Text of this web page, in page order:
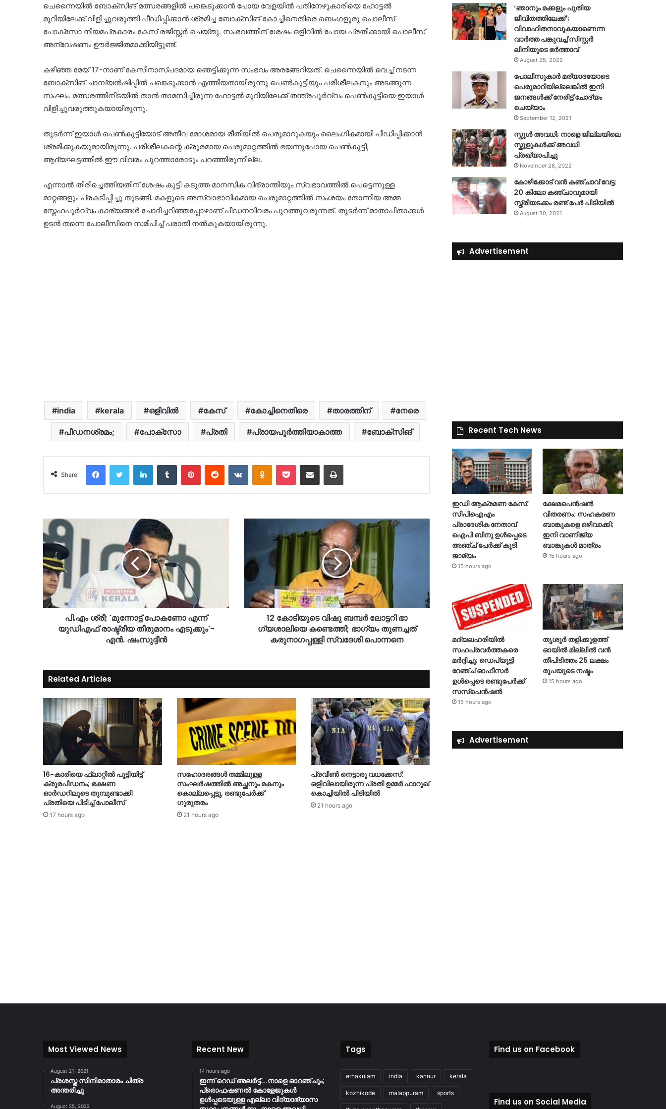
ചെന്നൈയിൽ ബോക്സിങ് മത്സരങ്ങളിൽ പങ്കെടുക്കാൻ പോയ വേളയിൽ പതിനേഴുകാരിയെ ഹോട്ടൽ
മുറിയിലേക്ക് വിളിച്ചുവരുത്തി പീഡിപ്പിക്കാൻ ശ്രമിച്ച ബോക്സിങ് കോച്ചിനെതിരെ ബെംഗളൂരു പൊലീസ്
പോക്സോ നിയമപ്രകാരം കേസ് രജിസ്റ്റർ ചെയ്തു. സംഭവത്തിന് ശേഷം ഒളിവിൽ പോയ പ്രതിക്കായി പൊലീസ്
അന്വേഷണം ഊർജ്ജിതമാക്കിയിട്ടുണ്ട്.
കഴിഞ്ഞ മേയ് 17-നാണ് കേസിനാസ്പദമായ ഞെട്ടിക്കുന്ന സംഭവം അരങ്ങേറിയത്. ചെന്നൈയിൽ വെച്ച് നടന്ന
ബോക്സിങ് ചാമ്പ്യൻഷിപ്പിൽ പങ്കെടുക്കാൻ എത്തിയതായിരുന്നു പെൺകുട്ടിയും പരിശീലകനും അടങ്ങുന്ന
സംഘം. മത്സരത്തിനിടയിൽ താൻ താമസിച്ചിരുന്ന ഹോട്ടൽ മുറിയിലേക്ക് തന്ത്രപൂർവ്വം പെൺകുട്ടിയെ ഇയാൾ
വിളിച്ചുവരുത്തുകയായിരുന്നു.
തുടർന്ന് ഇയാൾ പെൺകുട്ടിയോട് അതീവ മോശമായ രീതിയിൽ പെരുമാറുകയും ലൈംഗികമായി പീഡിപ്പിക്കാൻ
ശ്രമിക്കുകയുമായിരുന്നു. പരിശീലകന്റെ ക്രൂരമായ പെരുമാറ്റത്തിൽ ഭയന്നുപോയ പെൺകുട്ടി,
ആദ്യഘട്ടത്തിൽ ഈ വിവരം പുറത്താരോടും പറഞ്ഞിരുന്നില്ല.
എന്നാൽ തിരിച്ചെത്തിയതിന് ശേഷം കുട്ടി കടുത്ത മാനസിക വിഭ്രാന്തിയും സ്വഭാവത്തിൽ പെട്ടെന്നുള്ള
മാറ്റങ്ങളും പ്രകടിപ്പിച്ചു തുടങ്ങി. മകളുടെ അസ്വാഭാവികമായ പെരുമാറ്റത്തിൽ സംശയം തോന്നിയ അമ്മ
സ്നേഹപൂർവ്വം കാര്യങ്ങൾ ചോദിച്ചറിഞ്ഞപ്പോഴാണ് പീഡനവിവരം പുറത്തുവരുന്നത്. തുടർന്ന് മാതാപിതാക്കൾ
ഉടൻ തന്നെ പോലീസിനെ സമീപിച്ച് പരാതി നൽകുകയായിരുന്നു.
india kerala ഒളിവിൽ കേസ് കോച്ചിനെതിരെ താരത്തിന് ​നേരെ
പീഡനശ്രമം; പോക്സോ പ്രതി പ്രായപൂര്‍ത്തിയാകാത്ത ബോക്‌സിങ്
Share
FacebookTwitter LinkedInTumblr PinterestReddit VKontakteOdnoklassniki
Pocket Share via Email Print
പി.എം ശ്രീ; 'മുന്നോട്ട് പോകണോ എന്ന്
യുഡിഎഫ് രാഷ്ട്രീയ തീരുമാനം എടുക്കും'-
എൻ. ഷംസുദ്ദീൻ
12 കോടിയുടെ വിഷു ബമ്പർ ലോ‌ട്ടറി ഭാ​
ഗ്യശാലിയെ കണ്ടെത്തി; ഭാഗ്യം തുണച്ചത്
കരുനാ​ഗപ്പള്ളി സ്വദേശി പൊന്നനെ
Related Articles
16-കാരിയെ ഫ്ലാറ്റിൽ പൂട്ടിയിട്ട്
ക്രൂരപീഡനം; ഭക്ഷണ
ഓർഡറിലൂടെ തുമ്പുണ്ടാക്കി
പ്രതിയെ പിടിച്ച് പോലീസ്
17 hours ago
സഹോദരങ്ങൾ തമ്മിലുള്ള
സംഘർഷത്തിൽ അച്ഛനും മകനും
കൊല്ലപ്പെട്ടു, രണ്ടുപേർക്ക്
ഗുരുതരം
21 hours ago
പ്രവീൺ നെട്ടാരൂ വധക്കേസ്:
ഒളിവിലായിരുന്ന പ്രതി ഉമ്മർ ഫാറൂഖ്
കൊച്ചിയിൽ പിടിയിൽ
21 hours ago
‘ഞാനും മക്കളും പുതിയ
ജീവിതത്തിലേക്ക്’;
വിവാഹിതനാവുകയാണെന്ന
വാർത്ത പങ്കുവച്ച് സിസ്റ്റർ
ലിനിയുടെ ഭർത്താവ്
August 25, 2022
പോലീസുകാര്‍ മര്യാദയോടെ
പെരുമാറിയില്ലെങ്കില്‍ ഇനി
ജനങ്ങള്‍ക്ക് നേരിട്ട് ചോദ്യം
ചെയ്യാം
September 12, 2021
സ്കൂൾ അവധി; നാളെ ജില്ലയിലെ
സ്കൂളുകൾക്ക് അവധി
പ്രഖ്യാപിച്ചു
November 28, 2022
കോഴിക്കോട് വൻ കഞ്ചാവ് വേട്ട:
20 കിലോ കഞ്ചാവുമായി
സ്ത്രീയടക്കം രണ്ട് പേർ പിടിയിൽ
August 30, 2021
Advertisement
Recent Tech News
ഇഡി ആക്രമണ കേസ്:
സിപിഐഎം
പ്രാദേശിക നേതാവ്
ഐപി ബിനു ഉൾപ്പെടെ
അഞ്ച് പേർക്ക് കൂടി
ജാമ്യം
15 hours ago
ക്ഷേമപെൻഷൻ
വിതരണം: സഹകരണ
ബാങ്കുകളെ ഒഴിവാക്കി;
ഇനി വാണിജ്യ
ബാങ്കുകൾ മാത്രം
15 hours ago
മദ്യലഹരിയിൽ
സഹപ്രവർത്തകരെ
മർദ്ദിച്ചു; ഡെപ്യൂട്ടി
റേഞ്ച് ഓഫീസർ
ഉൾപ്പെടെ രണ്ടുപേർക്ക്
സസ്‌പെൻഷൻ
15 hours ago
തൃശൂര്‍ തളിക്കുളത്ത്
ഓയില്‍ മില്ലില്‍ വൻ
തീപിടിത്തം 25 ലക്ഷം
രൂപയുടെ നഷ്ടം
15 hours ago
Advertisement
Most Viewed News
August 21, 2021
പ്രശസ്ത സിനിമാതാരം ചിത്ര
അന്തരിച്ചു
August 25, 2022
Recent New
14 hours ago
ഇന്ന് റെഡ് അലർട്ട്….നാളെ ഓറഞ്ചും;
പ്രൊഫഷണൽ കോളേജുകൾ
ഉൾപ്പടെയുള്ള എല്ലാ വിദ്യാഭ്യാസ
Tags
ernakulam india kannur kerala
kozhikode malappuram sports
Find us on Facebook
Find us on Social Media